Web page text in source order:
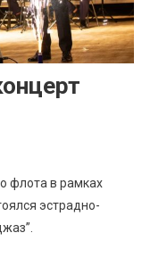
флота в рамках
эстрадно-